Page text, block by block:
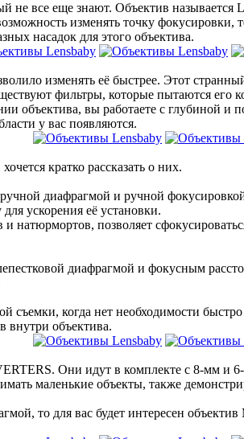
не все еще знают. Объектив
изменять точку
насадок для этого объектива.
изменять её быстрее. Этот
фильтры, которые пытаются его
объектива, вы работаете с глубиной и
у вас появляются.
кратко рассказать о них.
диафрагмой и ручной
ускорения её установки.
натюрмортов, позволяет
диафрагмой и фокусным
съемки, когда нет необходимости
внутри объектива.
Они идут в комплекте с 8-мм и
маленькие объекты, также
то для вас будет интересен